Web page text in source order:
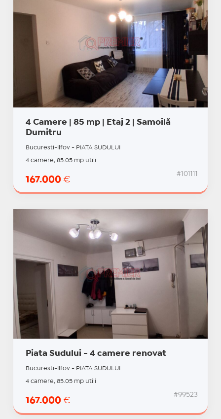
4 Camere | 85 mp | Etaj 2 | Samoilă
Dumitru
Bucuresti-Ilfov - PIATA SUDULUI
4 camere, 85.05 mp utili
167.000 €
#101111
Piata Sudului - 4 camere renovat
Bucuresti-Ilfov - PIATA SUDULUI
4 camere, 85.05 mp utili
167.000 €
#99523